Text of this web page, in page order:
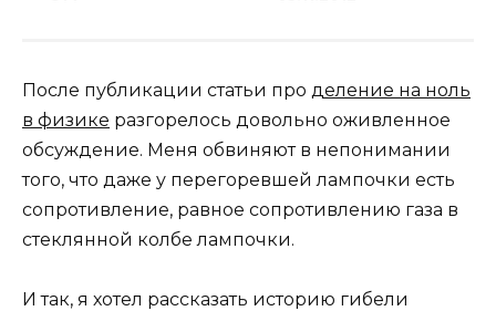
После публикации статьи про деление на ноль
в физике разгорелось довольно оживленное
обсуждение. Меня обвиняют в непонимании
того, что даже у перегоревшей лампочки есть
сопротивление, равное сопротивлению газа в
стеклянной колбе лампочки.
И так, я хотел рассказать историю гибели